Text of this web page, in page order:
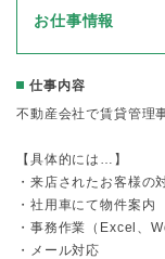
お仕事情報
仕事内容
不動産会社で賃貸管理
【具体的には…】
・来店されたお客様の
・社用車にて物件案内
・事務作業（Excel、
・メール対応